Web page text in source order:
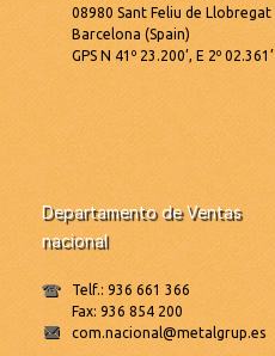
08980 Sant Feliu de Llobregat
Barcelona (Spain)
GPS N 41º 23.200’, E 2º 02.361’
Departamento de Ventas
nacional
Telf.: 936 661 366
Fax: 936 854 200
com.nacional@metalgrup.es